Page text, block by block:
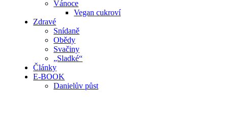
Vánoce
Vegan cukroví
Zdravé
Snídaně
Obědy
Svačiny
„Sladké“
Články
E-BOOK
Danielův půst